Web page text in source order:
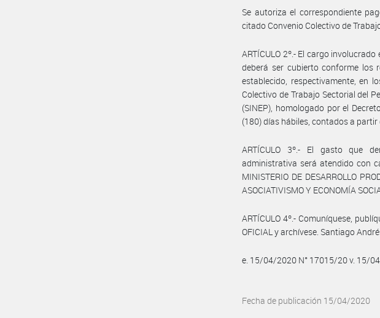
Se autoriza el correspondiente
citado Convenio Colectivo de
ARTÍCULO 2º.- El cargo
deberá ser cubierto conforme los
establecido, respectivamente, en
Colectivo de Trabajo Sectorial del
(SINEP), homologado por el
(180) días hábiles, contados a
ARTÍCULO 3º.- El gasto que
administrativa será atendido con
MINISTERIO DE DESARROLLO
ASOCIATIVISMO Y ECONOMÍA
ARTÍCULO 4º.- Comuníquese,
OFICIAL y archívese. Santiago
e. 15/04/2020 N° 17015/20 v. 15/
Fecha de publicación 15/04/2020